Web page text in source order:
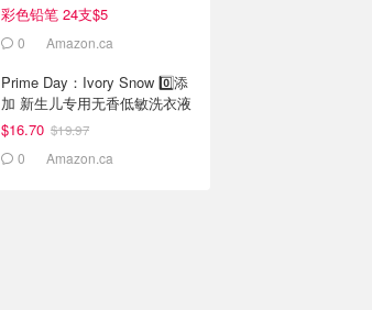
$24.97(原$31）
彩色铅笔 24支$5
0 Amazon.ca
Prime Day：Ivory Snow 0️⃣添
加 新生儿专用无香低敏洗衣液
3.1L
$16.70 $19.97
0 Amazon.ca